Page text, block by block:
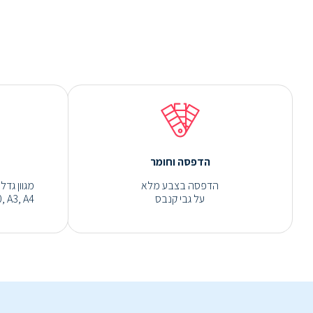
הדפסה וחומר
הדפסה בצבע מלא
על גבי קנבס
A3, A4